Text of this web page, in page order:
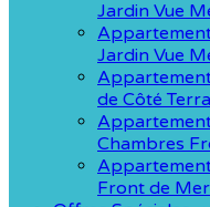
Jardin Vue
Jardin Vue
de Côté
Chambres
Front de Mer